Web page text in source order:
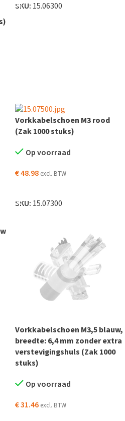
SKU: 15.06300
Vorkkabelschoen M3 rood
(Zak 1000 stuks)
Op voorraad
€48.98 excl. BTW
SKU: 15.07300
Vorkkabelschoen M3,5 blauw,
breedte: 6,4 mm zonder extra
verstevigingshuls (Zak 1000
stuks)
Op voorraad
€31.46 excl. BTW